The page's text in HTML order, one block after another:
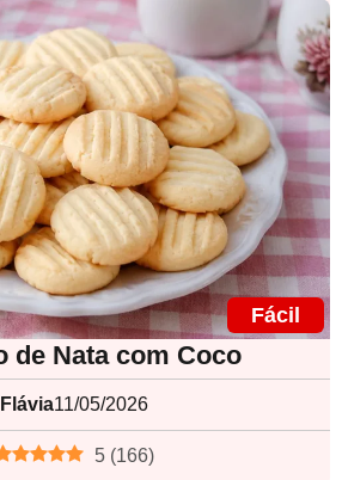
Fácil
de Nata com Coco
Flávia11/05/2026
5 (166)